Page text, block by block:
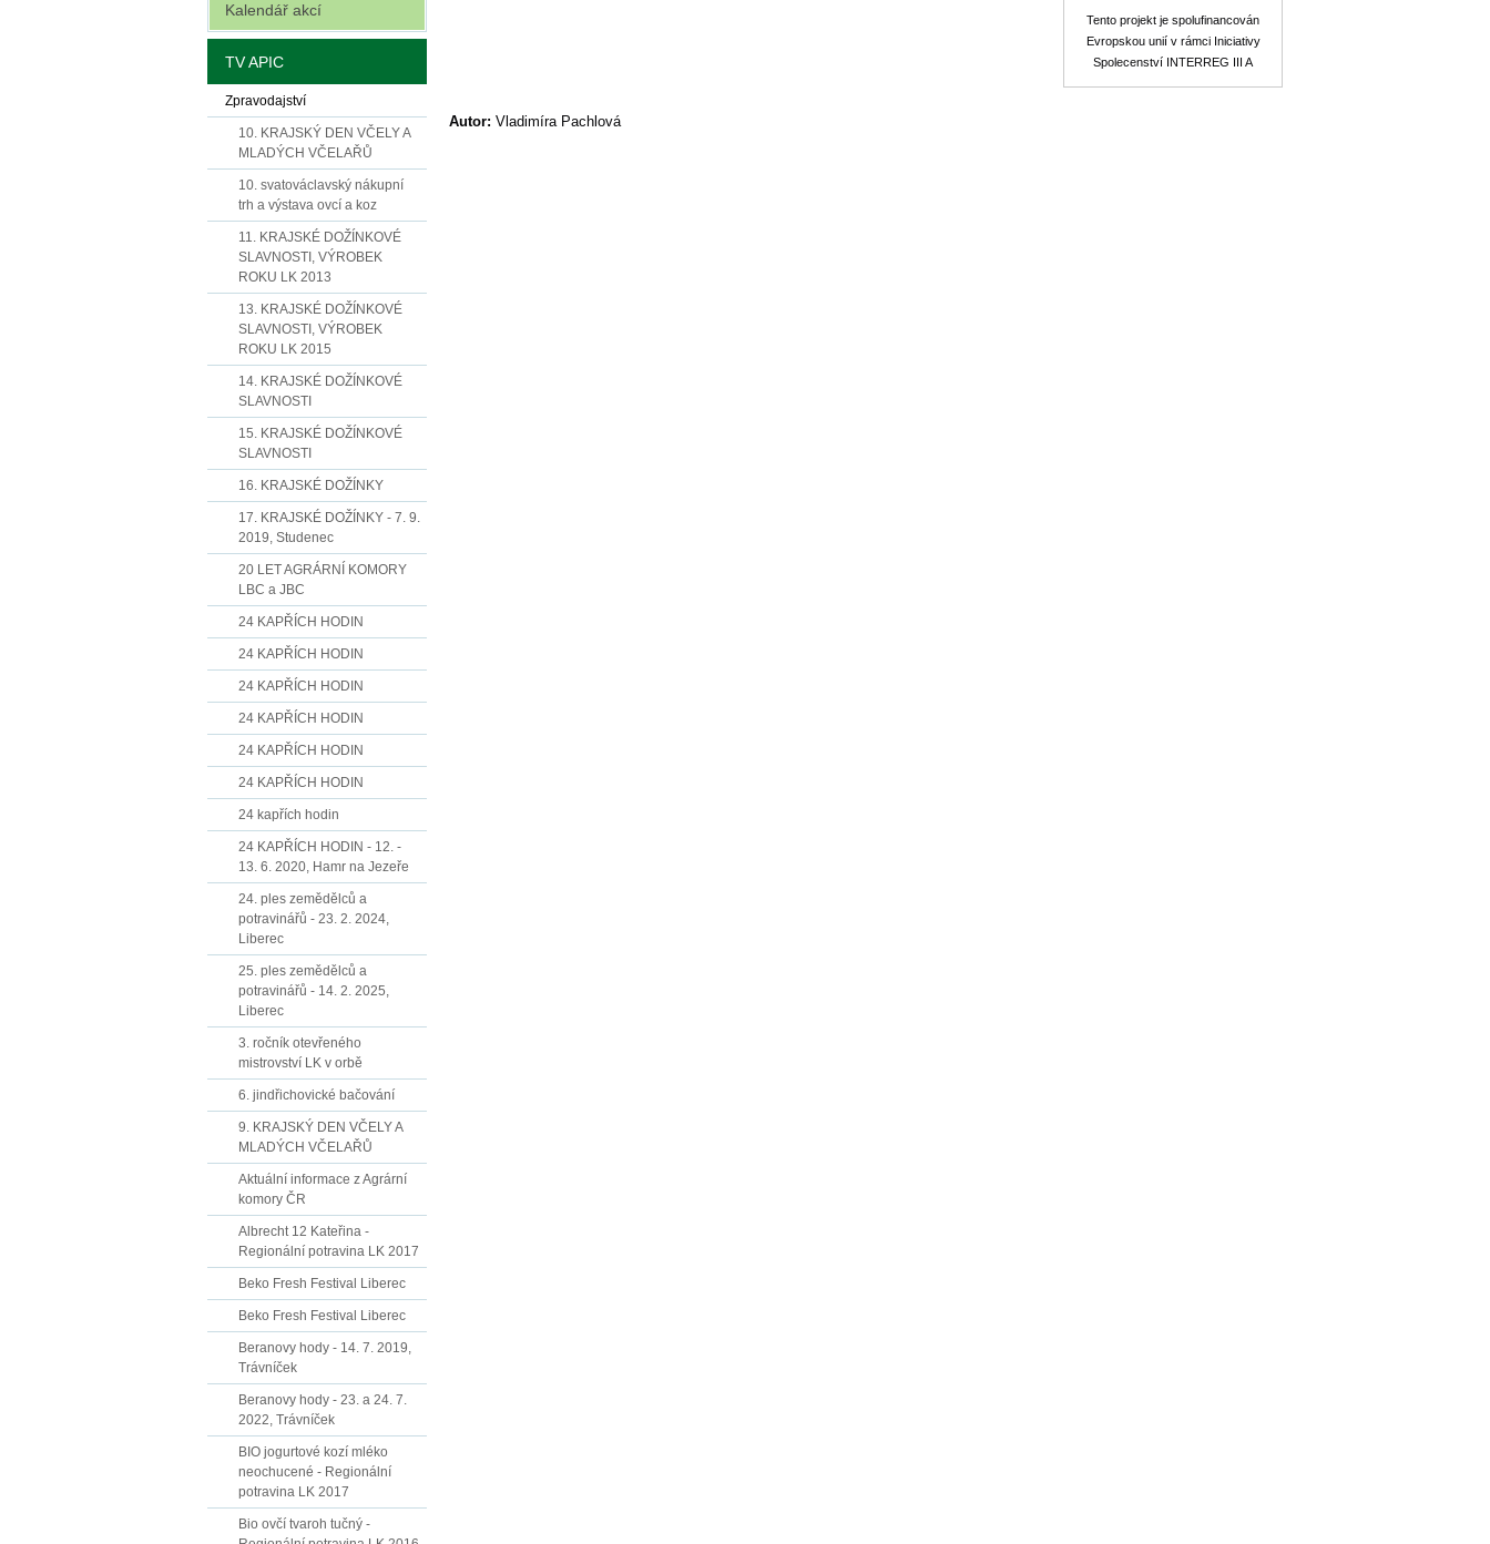
Autor: Vladimíra Pachlová
Kalendář akcí
TV APIC
Zpravodajství
10. KRAJSKÝ DEN VČELY A
MLADÝCH VČELAŘŮ
10. svatováclavský nákupní
trh a výstava ovcí a koz
11. KRAJSKÉ DOŽÍNKOVÉ
SLAVNOSTI, VÝROBEK
ROKU LK 2013
13. KRAJSKÉ DOŽÍNKOVÉ
SLAVNOSTI, VÝROBEK
ROKU LK 2015
14. KRAJSKÉ DOŽÍNKOVÉ
SLAVNOSTI
15. KRAJSKÉ DOŽÍNKOVÉ
SLAVNOSTI
16. KRAJSKÉ DOŽÍNKY
17. KRAJSKÉ DOŽÍNKY - 7. 9.
2019, Studenec
20 LET AGRÁRNÍ KOMORY
LBC a JBC
24 KAPŘÍCH HODIN
24 KAPŘÍCH HODIN
24 KAPŘÍCH HODIN
24 KAPŘÍCH HODIN
24 KAPŘÍCH HODIN
24 KAPŘÍCH HODIN
24 kapřích hodin
24 KAPŘÍCH HODIN - 12. -
13. 6. 2020, Hamr na Jezeře
24. ples zemědělců a
potravinářů - 23. 2. 2024,
Liberec
25. ples zemědělců a
potravinářů - 14. 2. 2025,
Liberec
3. ročník otevřeného
mistrovství LK v orbě
6. jindřichovické bačování
9. KRAJSKÝ DEN VČELY A
MLADÝCH VČELAŘŮ
Aktuální informace z Agrární
komory ČR
Albrecht 12 Kateřina -
Regionální potravina LK 2017
Beko Fresh Festival Liberec
Beko Fresh Festival Liberec
Beranovy hody - 14. 7. 2019,
Trávníček
Beranovy hody - 23. a 24. 7.
2022, Trávníček
BIO jogurtové kozí mléko
neochucené - Regionální
potravina LK 2017
Bio ovčí tvaroh tučný -
Tento projekt je spolufinancován
Evropskou unií v rámci Iniciativy
Spolecenství INTERREG III A